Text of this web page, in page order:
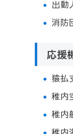
出
消
応援
猿払
稚内
稚内
稚内